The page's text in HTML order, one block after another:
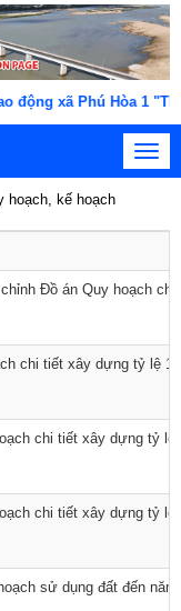
xã Phú Hòa 1 "THÂN
hoạch, kế hoạch
Đồ án Quy hoạch
chi tiết xây dựng tỷ lệ
chi tiết xây dựng tỷ lệ
chi tiết xây dựng tỷ lệ
sử dụng đất đến